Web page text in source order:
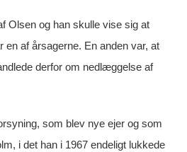
Olsen og han skulle vise sig at
af årsagerne. En anden var, at
derfor om nedlæggelse af
som blev nye ejer og som
i det han i 1967 endeligt lukkede